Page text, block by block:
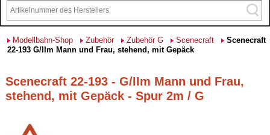
Modellbahn-Shop Zubehör Zubehör G Scenecraft
Scenecraft
22-193 G/IIm Mann und Frau, stehend, mit Gepäck
Scenecraft 22-193 - G/IIm Mann und Frau,
stehend, mit Gepäck - Spur 2m / G